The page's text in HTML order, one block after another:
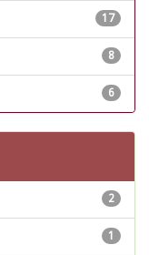
17
8
6
2
1